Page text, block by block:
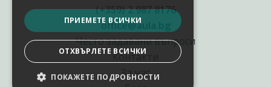
(+359) 2 987 8176
office@aula.bg
Често задавани въпроси
Контакти
За нас
ПРИЕМЕТЕ ВСИЧКИ
ОТХВЪРЛЕТЕ ВСИЧКИ
ПОКАЖЕТЕ ПОДРОБНОСТИ